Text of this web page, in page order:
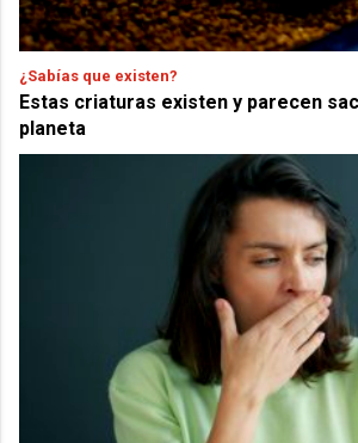
¿Sabías que existen?
Estas criaturas existen y parecen
planeta